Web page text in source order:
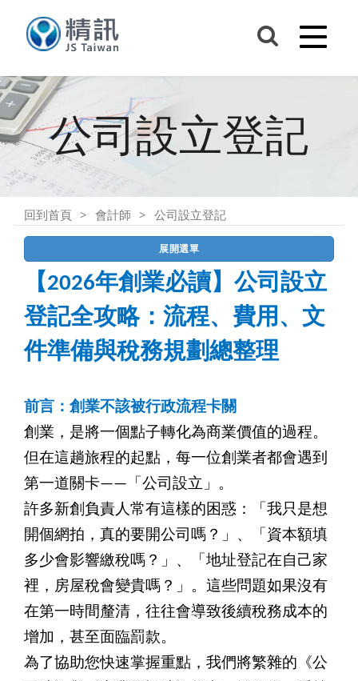
公司設立登記
回到首頁 會計師 公司設立登記
展開選單
【2026年創業必讀】公司設立
登記全攻略：流程、費用、文
件準備與稅務規劃總整理
前言：創業不該被行政流程卡關
創業，是將一個點子轉化為商業價值的過程。
但在這趟旅程的起點，每一位創業者都會遇到
第一道關卡——「公司設立」。
許多新創負責人常有這樣的困惑：「我只是想
開個網拍，真的要開公司嗎？」、「資本額填
多少會影響繳稅嗎？」、「地址登記在自己家
裡，房屋稅會變貴嗎？」。這些問題如果沒有
在第一時間釐清，往往會導致後續稅務成本的
增加，甚至面臨罰款。
為了協助您快速掌握重點，我們將繁雜的《公